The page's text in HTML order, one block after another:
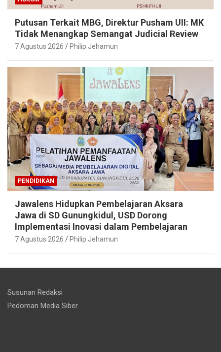
Putusan Terkait MBG, Direktur Pusham UII: MK
Tidak Menangkap Semangat Judicial Review
7 Agustus 2026 Philip Jehamun
PENDIDIKAN
Jawalens Hidupkan Pembelajaran Aksara
Jawa di SD Gunungkidul, USD Dorong
Implementasi Inovasi dalam Pembelajaran
7 Agustus 2026 Philip Jehamun
Susunan Redaksi
Pedoman Media Siber